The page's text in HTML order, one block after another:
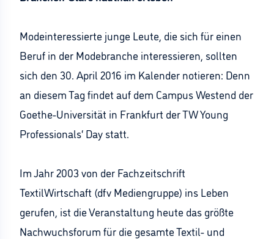
Modeinteressierte junge Leute, die sich für einen
Beruf in der Modebranche interessieren, sollten
sich den 30. April 2016 im Kalender notieren: Denn
an diesem Tag findet auf dem Campus Westend der
Goethe-Universität in Frankfurt der TW Young
Professionals‘ Day statt.
Im Jahr 2003 von der Fachzeitschrift
TextilWirtschaft (dfv Mediengruppe) ins Leben
gerufen, ist die Veranstaltung heute das größte
Nachwuchsforum für die gesamte Textil- und